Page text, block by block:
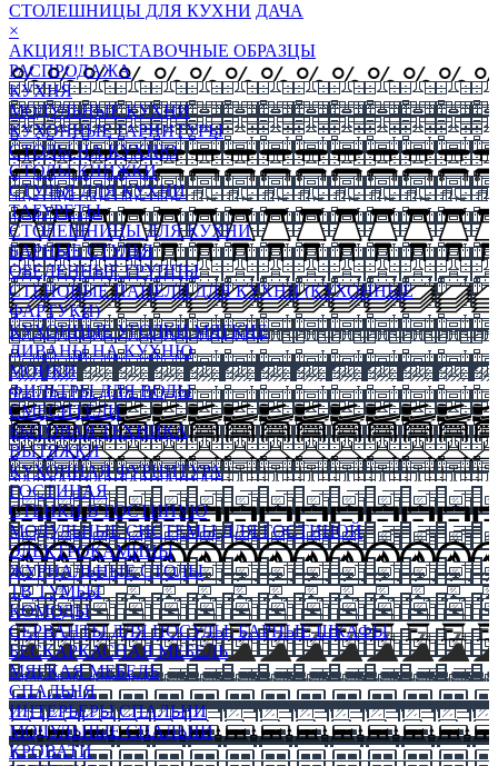
СТОЛЕШНИЦЫ ДЛЯ КУХНИ ДАЧА
×
АКЦИЯ!! ВЫСТАВОЧНЫЕ ОБРАЗЦЫ
РАСПРОДАЖА
КУХНЯ
МОДУЛЬНЫЕ КУХНИ
КУХОННЫЕ ГАРНИТУРЫ
СТОЛЫ НА КУХНЮ
СТОЛЫ КНИЖКИ
СТУЛЬЯ ДЛЯ КУХНИ
ТАБУРЕТЫ
СТОЛЕШНИЦЫ ДЛЯ КУХНИ
БАРНЫЕ СТУЛЬЯ
ОБЕДЕННЫЕ ГРУППЫ
СТЕНОВЫЕ ПАНЕЛИ ДЛЯ КУХНИ (КУХОННЫЕ
ФАРТУКИ)
КУХОННЫЕ УГОЛКИ МЯГКИЕ
ДИВАНЫ НА КУХНЮ
МОЙКИ
ФИЛЬТРЫ ДЛЯ ВОДЫ
СМЕСИТЕЛИ
БЫТОВАЯ ТЕХНИКА
ВЫТЯЖКИ
КУХОННАЯ ФУРНИТУРА
ГОСТИНАЯ
СТЕНКИ В ГОСТИНУЮ
МОДУЛЬНЫЕ СИСТЕМЫ ДЛЯ ГОСТИНОЙ
ЭЛЕКТРОКАМИНЫ
ЖУРНАЛЬНЫЕ СТОЛЫ
ТВ ТУМБЫ
КОМОДЫ
СЕРВАНТЫ ДЛЯ ПОСУДЫ, БАРНЫЕ ШКАФЫ
БЕСКАРКАСНАЯ МЕБЕЛЬ
МЯГКАЯ МЕБЕЛЬ
СПАЛЬНЯ
ИНТЕРЬЕРЫ СПАЛЬНИ
МОДУЛЬНЫЕ СПАЛЬНИ
КРОВАТИ